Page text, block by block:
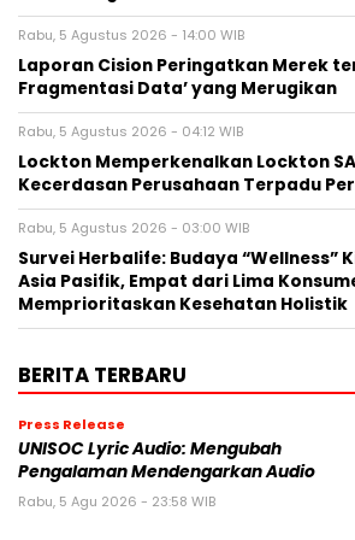
Rabu, 5 Agustus 2026 - 14:00 WIB
Laporan Cision Peringatkan Merek
Fragmentasi Data’ yang Merugikan
Rabu, 5 Agustus 2026 - 04:12 WIB
Lockton Memperkenalkan Lockton
Kecerdasan Perusahaan Terpadu
Rabu, 5 Agustus 2026 - 03:00 WIB
Survei Herbalife: Budaya “Wellness”
Asia Pasifik, Empat dari Lima
Memprioritaskan Kesehatan Holistik
BERITA TERBARU
Press Release
UNISOC Lyric Audio: Mengubah
Pengalaman Mendengarkan Audio
Rabu, 5 Agu 2026 - 23:58 WIB